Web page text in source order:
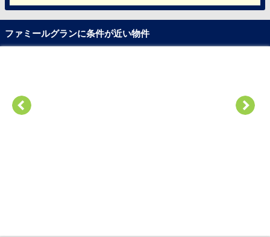
ファミールグランに条件が近い物件